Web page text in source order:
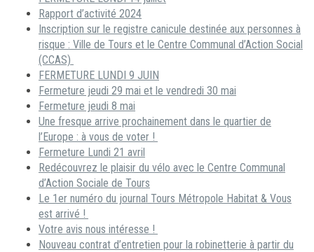
Rapport d’activité 2024
Inscription sur le registre canicule destinée aux personnes à
risque : Ville de Tours et le Centre Communal d’Action Social
(CCAS)
FERMETURE LUNDI 9 JUIN
Fermeture jeudi 29 mai et le vendredi 30 mai
Fermeture jeudi 8 mai
Une fresque arrive prochainement dans le quartier de
l’Europe : à vous de voter !
Fermeture Lundi 21 avril
Redécouvrez le plaisir du vélo avec le Centre Communal
d’Action Sociale de Tours
Le 1er numéro du journal Tours Métropole Habitat & Vous
est arrivé !
Votre avis nous intéresse !
Nouveau contrat d’entretien pour la robinetterie à partir du